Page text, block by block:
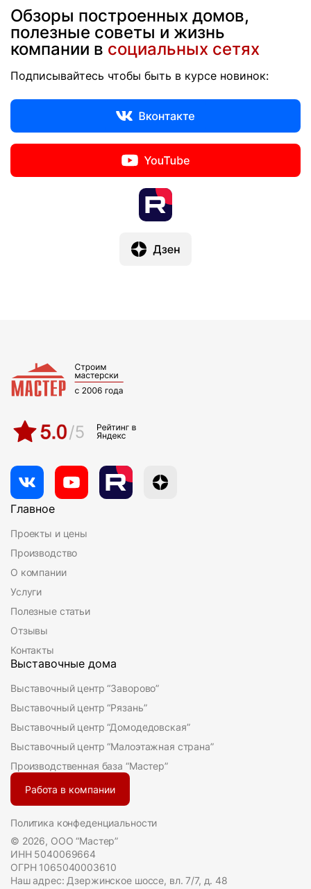
Обзоры построенных домов,
полезные советы и жизнь
компании в социальных сетях
Подписывайтесь чтобы быть в курсе новинок:
Главное
Проекты и цены
Производство
О компании
Услуги
Полезные статьи
Отзывы
Контакты
Выставочные дома
Выставочный центр “Заворово”
Выставочный центр “Рязань”
Выставочный центр “Домодедовская”
Выставочный центр “Малоэтажная страна”
Производственная база “Мастер”
Работа в компании
Политика конфеденциальности
© 2026, ООО “Мастер”
ИНН 5040069664
ОГРН 1065040003610
Наш адрес: Дзержинское шоссе, вл. 7/7, д. 48